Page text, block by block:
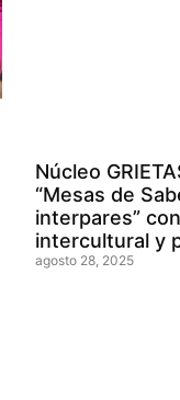
Núcleo
“Mesas de
interpares”
intercultural y
agosto 28, 2025